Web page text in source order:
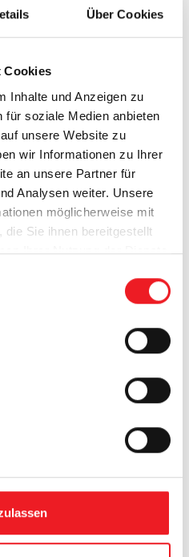
Über Cookies
Cookies
Inhalte und Anzeigen zu
für soziale Medien anbieten
unsere Website zu
wir Informationen zu Ihrer
an unsere Partner für
Analysen weiter. Unsere
möglicherweise mit
Sie ihnen bereitgestellt
Ihrer Nutzung der Dienste
Preisvorteile
Markisen
Tage des Jahres jetzt
Kassetten-Markise